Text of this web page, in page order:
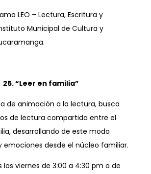
LEO – Lectura, Escritura y
Municipal de Cultura y
25. “Leer en familia”
de animación a la lectura, busca
de lectura compartida entre el
desarrollando de este modo
emociones desde el núcleo familiar.
los viernes de 3:00 a 4:30 pm o de